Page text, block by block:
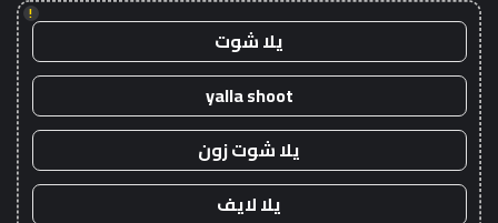
!
يلا شوت
yalla shoot
يلا شوت زون
يلا لايف